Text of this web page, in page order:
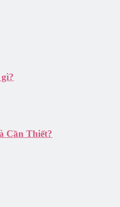
Cần Thiết?